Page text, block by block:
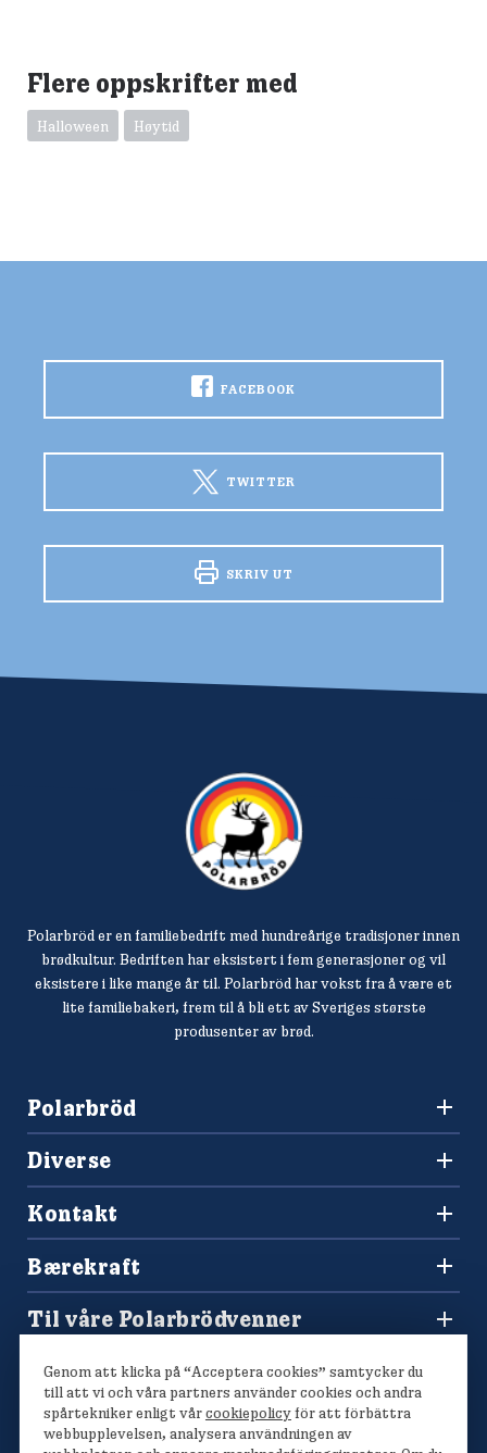
Flere oppskrifter med
Halloween Høytid
FACEBOOK
TWITTER
SKRIV UT
Polarbröd er en familiebedrift med hundreårige tradisjoner innen
brødkultur. Bedriften har eksistert i fem generasjoner og vil
eksistere i like mange år til. Polarbröd har vokst fra å være et
lite familiebakeri, frem til å bli ett av Sveriges største
produsenter av brød.
Polarbröd
+47 477 00 266
salg@finkrogh.no
Diverse
Oppskrifter
Våre brød
Kontakt
Spørsmål og svar
Bærekraft
Polarmetoden
Til våre Polarbrödvenner
Konkurranser
Genom att klicka på “Acceptera cookies” samtycker du
till att vi och våra partners använder cookies och andra
spårtekniker enligt vårcookiepolicyför att förbättra
webbupplevelsen, analysera användningen av